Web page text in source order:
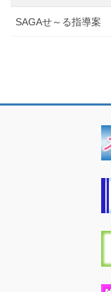
SAGAせ～る指導案